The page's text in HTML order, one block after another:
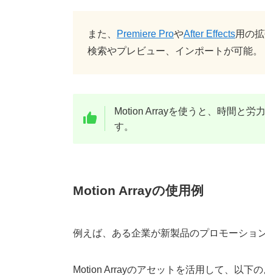
また、 Premiere ProやAfter Effects用の
検索やプレビュー、インポートが可能。
Motion Arrayを使うと、時間と労
す。
Motion Arrayの使用例
例えば、ある企業が新製品のプロモーショ
Motion Arrayのアセットを活用して、以下